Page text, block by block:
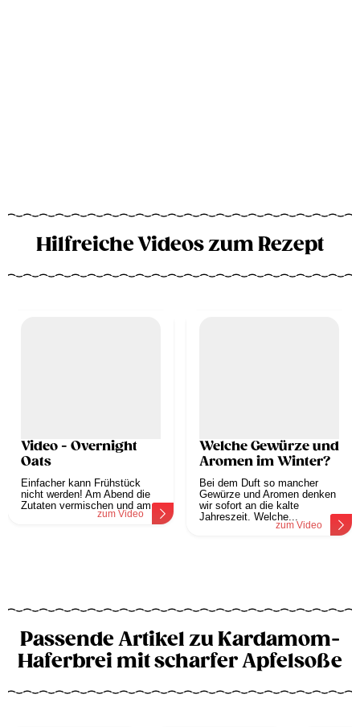
Hilfreiche Videos zum Rezept
Video - Overnight
Oats
Einfacher kann Frühstück
nicht werden! Am Abend die
Zutaten vermischen und am...
zum Video
Welche Gewürze und
Aromen im Winter?
Bei dem Duft so mancher
Gewürze und Aromen denken
wir sofort an die kalte
Jahreszeit. Welche...
zum Video
Passende Artikel zu Kardamom-
Haferbrei mit scharfer Apfelsoße